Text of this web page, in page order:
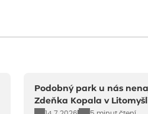
Podobný park u nás
Zdeňka Kopala v